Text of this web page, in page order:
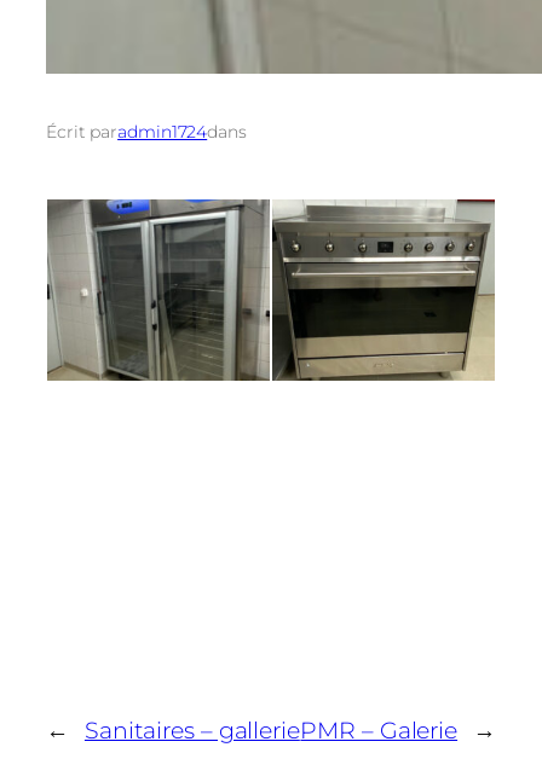
Écrit paradmin1724dans
← Sanitaires – galleriePMR – Galerie →